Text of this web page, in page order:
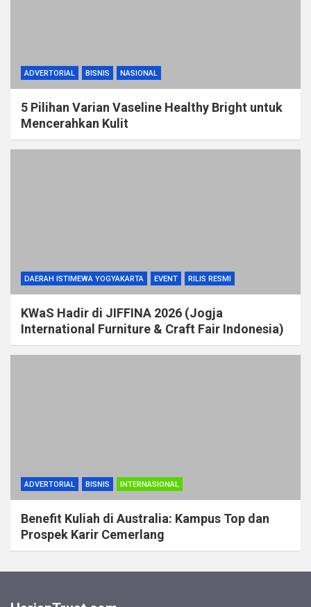
ADVERTORIAL BISNIS NASIONAL
5 Pilihan Varian Vaseline Healthy Bright untuk
Mencerahkan Kulit
DAERAH ISTIMEWA YOGYAKARTA EVENT RILIS RESMI
KWaS Hadir di JIFFINA 2026 (Jogja
International Furniture & Craft Fair Indonesia)
ADVERTORIAL BISNIS INTERNASIONAL
Benefit Kuliah di Australia: Kampus Top dan
Prospek Karir Cemerlang